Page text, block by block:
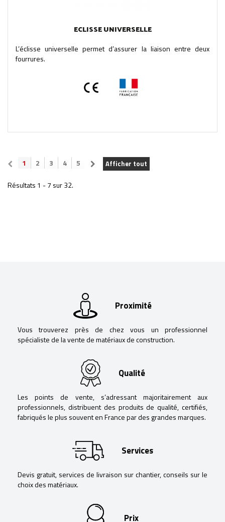
ECLISSE UNIVERSELLE
L’éclisse universelle permet d’assurer la liaison entre deux
fourrures.
Afficher tout
1 2 3 4 5
Résultats 1 - 7 sur 32.
Proximité
Vous trouverez près de chez vous un professionnel
spécialiste de la vente de matériaux de construction.
Qualité
Les points de vente, s’adressant majoritairement aux
professionnels, distribuent des produits de qualité, certifiés,
fabriqués le plus souvent en France par des grandes marques.
Services
Devis gratuit, services de livraison sur chantier, conseils sur le
choix des matériaux.
Prix